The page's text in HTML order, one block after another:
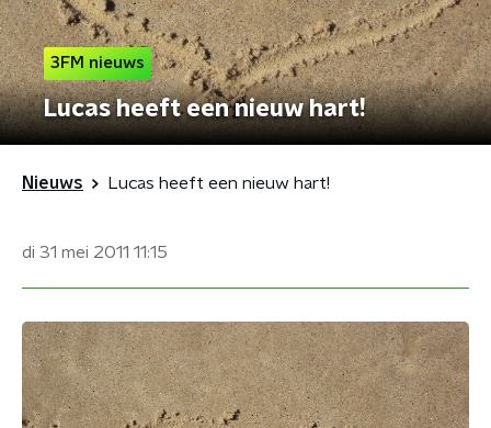
3FM nieuws
Lucas heeft een nieuw hart!
Nieuws Lucas heeft een nieuw hart!
di 31 mei 2011 11:15